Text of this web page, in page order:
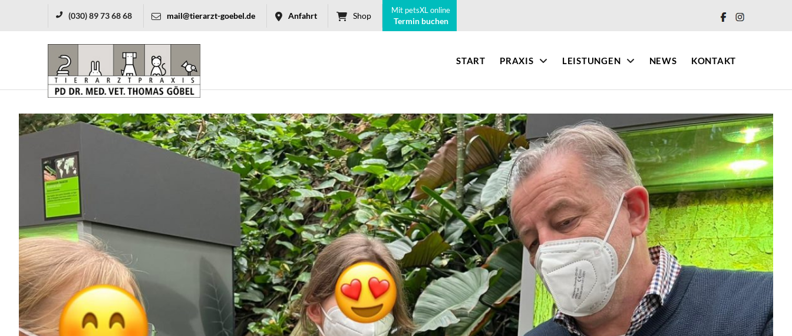
(030) 89 73 68 68 mail@tierarzt-goebel.de Anfahrt Shop
Mit petsXL online
Termin buchen
START PRAXIS LEISTUNGEN NEWS KONTAKT